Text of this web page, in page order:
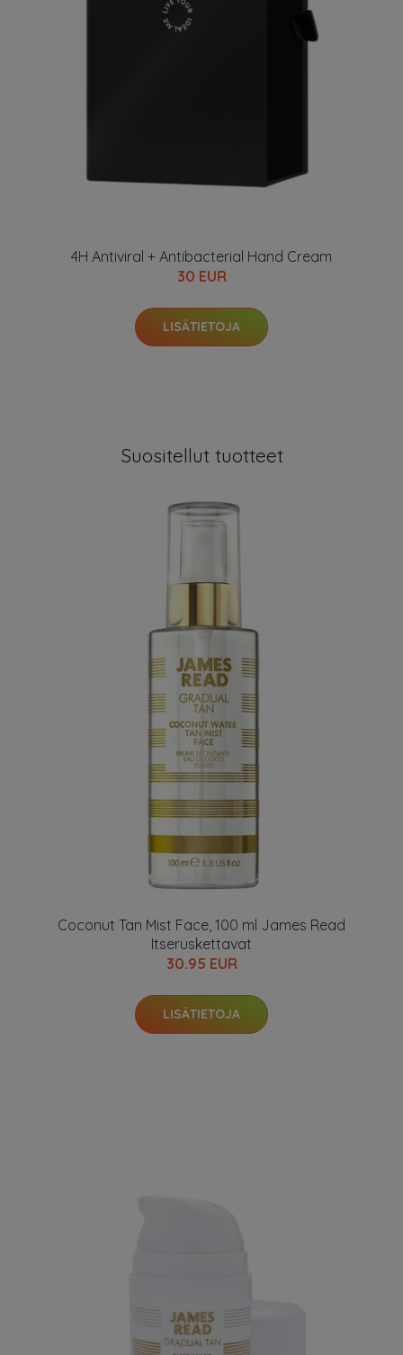
4H Antiviral + Antibacterial Hand Cream
30 EUR
LISÄTIETOJA
Suositellut tuotteet
Coconut Tan Mist Face, 100 ml James Read
Itseruskettavat
30.95 EUR
LISÄTIETOJA